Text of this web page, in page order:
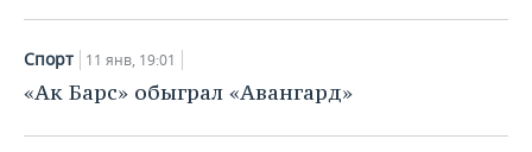
Спорт 11 янв, 19:01
«Ак Барс» обыграл «Авангард»